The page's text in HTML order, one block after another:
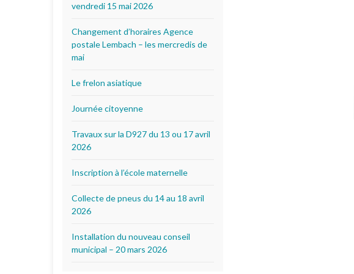
vendredi 15 mai 2026
Changement d’horaires Agence
postale Lembach – les mercredis de
mai
Le frelon asiatique
Journée citoyenne
Travaux sur la D927 du 13 ou 17 avril
2026
Inscription à l’école maternelle
Collecte de pneus du 14 au 18 avril
2026
Installation du nouveau conseil
municipal – 20 mars 2026